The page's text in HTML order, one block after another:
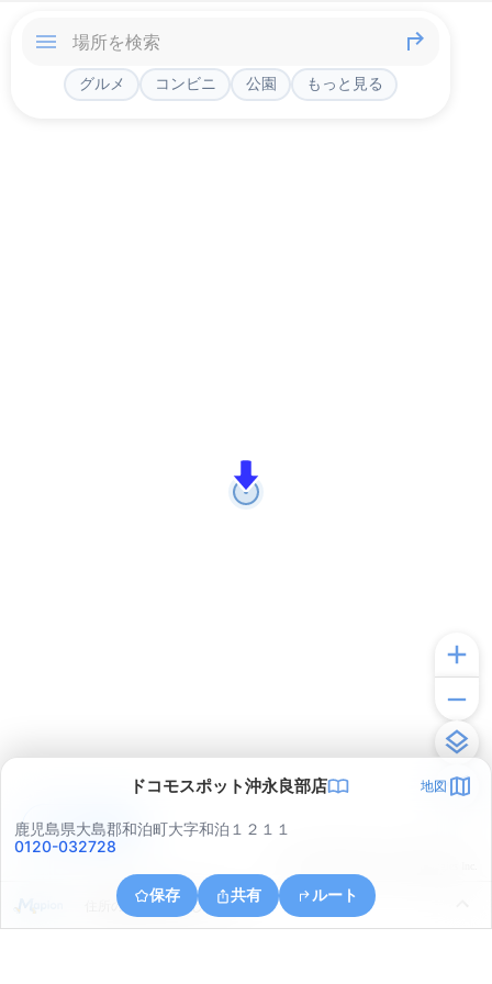
グルメ コンビニ 公園 もっと見る
ドコモスポット沖永良部店 地図
鹿児島県大島郡和泊町大字和泊１２１１
0120-032728
保存 共有 ルート
住所の取得に失敗しました
アプリで見る